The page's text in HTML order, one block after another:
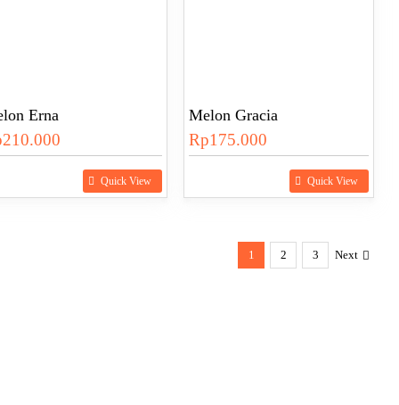
Erna
210.000
Quick View
Melon Gracia
Rp175.000
Quick View
1 2 3 Next